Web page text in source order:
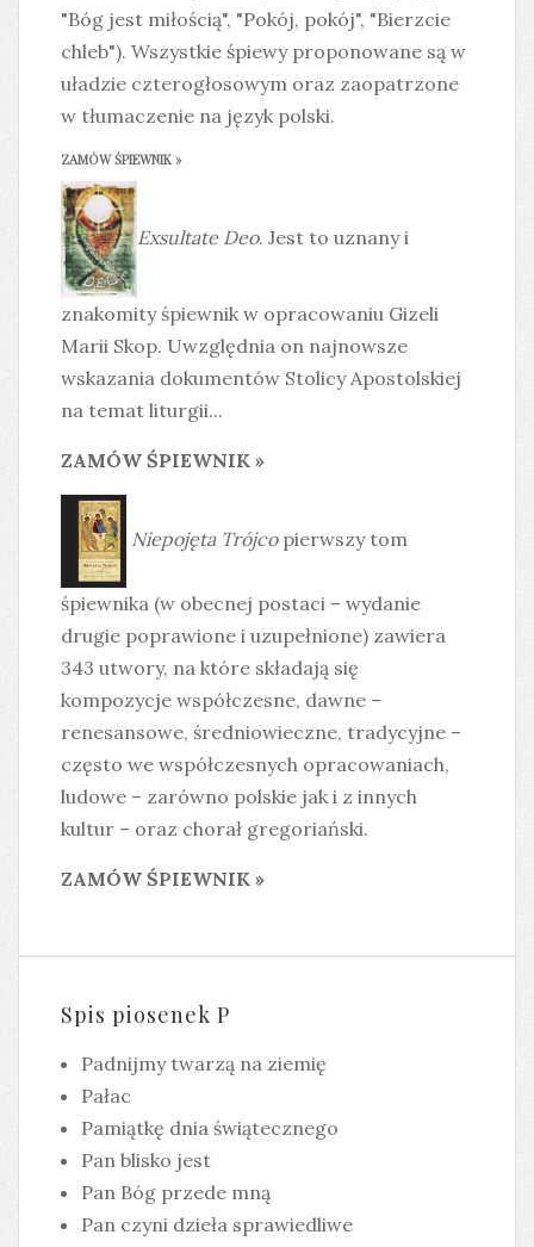
"Bóg jest miłością", "Pokój, pokój", "Bierzcie
chleb"). Wszystkie śpiewy proponowane są w
uładzie czterogłosowym oraz zaopatrzone
w tłumaczenie na język polski.
ZAMÓW ŚPIEWNIK »
Exsultate Deo. Jest to uznany i
znakomity śpiewnik w opracowaniu Gizeli
Marii Skop. Uwzględnia on najnowsze
wskazania dokumentów Stolicy Apostolskiej
na temat liturgii...
ZAMÓW ŚPIEWNIK »
Niepojęta Trójcopierwszy tom
śpiewnika (w obecnej postaci – wydanie
drugie poprawione i uzupełnione) zawiera
343 utwory, na które składają się
kompozycje współczesne, dawne –
renesansowe, średniowieczne, tradycyjne –
często we współczesnych opracowaniach,
ludowe – zarówno polskie jak i z innych
kultur – oraz chorał gregoriański.
ZAMÓW ŚPIEWNIK »
Spis piosenek P
Padnijmy twarzą na ziemię
Pałac
Pamiątkę dnia świątecznego
Pan blisko jest
Pan Bóg przede mną
Pan czyni dzieła sprawiedliwe